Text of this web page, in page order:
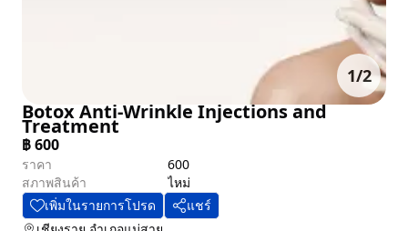
1/2
Botox Anti-Wrinkle Injections and
Treatment
฿600
ราคา
600
สภาพสินค้า
ไหม่
เพิ่มในรายการโปรด
แชร์